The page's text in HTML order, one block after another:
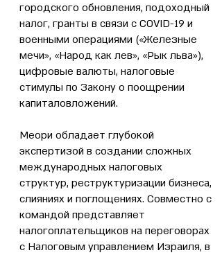
городского обновления, подоходный
налог, гранты в связи с COVID-19 и
военными операциями («Железные
мечи», «Народ как лев», «Рык льва»),
цифровые валюты, налоговые
стимулы по Закону о поощрении
капиталовложений.
Меори обладает глубокой
экспертизой в создании сложных
международных налоговых
структур, реструктуризации бизнеса,
слияниях и поглощениях. Совместно с
командой представляет
налогоплательщиков на переговорах
с Налоговым управлением Израиля, в